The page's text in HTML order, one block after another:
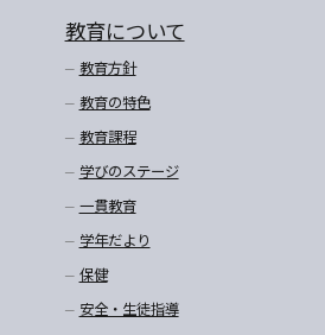
教育について
教育方針
教育の特色
教育課程
学びのステージ
一貫教育
学年だより
保健
安全・生徒指導